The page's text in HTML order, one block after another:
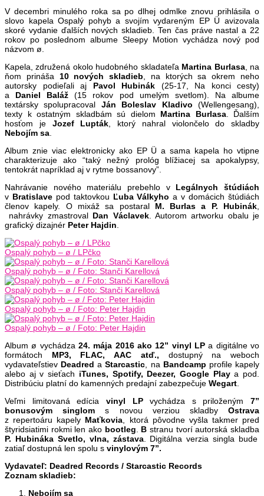
V decembri minulého roka sa po dlhej odmlke znovu prihlásila o
slovo kapela Ospalý pohyb a svojím vydareným EP Ü avizovala
skoré vydanie ďalších nových skladieb. Ten čas práve nastal a 22
rokov po poslednom albume Sleepy Motion vychádza nový pod
názvom ø.
Kapela, združená okolo hudobného skladateľa Martina Burlasa, na
ňom prináša 10 nových skladieb , na ktorých sa okrem neho
autorsky podieľali aj Pavol Hubinák (25-17, Na konci cesty)
a Daniel Baláž (15 rokov pod umelým svetlom). Na albume
textársky spolupracoval Ján Boleslav Kladivo (Wellengesang),
texty k ostatným skladbám sú dielom Martina Burlasa. Ďalším
hosťom je Jozef Lupták , ktorý nahral violončelo do skladby
Nebojím sa
Album znie viac elektronicky ako EP Ü a sama kapela ho vtipne
charakterizuje ako “taký nežný prológ blížiacej sa apokalypsy,
tentokrát napríklad aj v rytme bossanovy”.
Nahrávanie nového materiálu prebehlo v Legálnych
štúdiách
v Bratislavepod taktovkou Ľuba Válkyho a v domácich štúdiách
členov kapely. O mixáž sa postaralM. Burlas a P. Hubinák
nahrávky zmastroval Dan Václavek. Autorom artworku obalu je
grafický dizajnér Peter Hajdin
Ospalý pohyb – ø / LPčko
Ospalý pohyb – ø / Foto: Stanči Karellová
Ospalý pohyb – ø / Foto: Stanči Karellová
Ospalý pohyb – ø / Foto: Peter Hajdin
Ospalý pohyb – ø / Foto: Peter Hajdin
Album ø vychádza 24. mája 2016 ako 12” vinyl LP a digitálne vo
formátoch MP3, FLAC, AAC atď., dostupný na weboch
vydavateľstiev Deadred aStarcastic , na Bandcamp profile kapely
alebo aj v sieťach iTunes, Spotify, Deezer, Google Playa pod.
Distribúciu platní do kamenných predajní zabezpečuje Wegart
Veľmi limitovaná edícia vinyl LPvychádza s priloženým 7”
bonusovým singlom s novou verziou skladbyOstrava
z repertoáru kapely Maťkovia , ktorá pôvodne vyšla takmer pred
štyridsiatimi rokmi len ako bootleg B stranu tvorí autorská skladba
P. Hubináka Svetlo, vlna, zástava. Digitálna verzia singla bude
zatiaľ dostupná len spolu s vinylovým 7”.
Vydavateľ: Deadred Records / Starcastic Records
Zoznam skladieb:
Nebojím sa